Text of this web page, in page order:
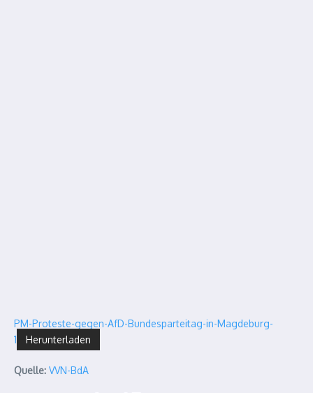
PM-Proteste-gegen-AfD-Bundesparteitag-in-Magdeburg-
1
Herunterladen
Quelle: VVN-BdA